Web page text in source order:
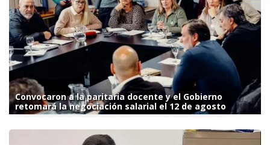
Convocaron a la paritaria docente y el Gobierno
retomará la negociación salarial el 12 de agosto